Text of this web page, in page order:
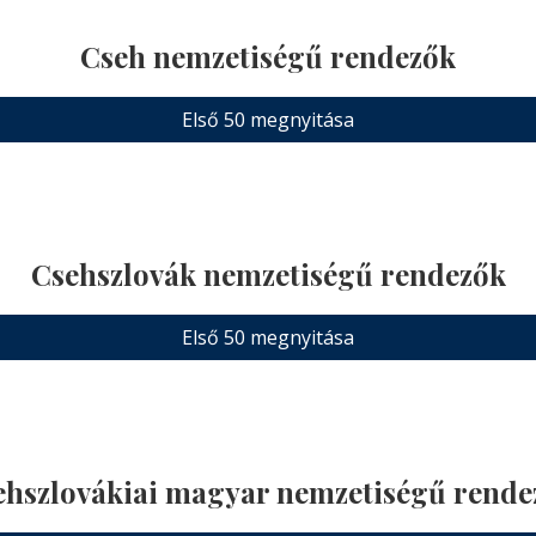
Cseh nemzetiségű rendezők
Első 50 megnyitása
Csehszlovák nemzetiségű rendezők
Első 50 megnyitása
magyar nemzetiségű